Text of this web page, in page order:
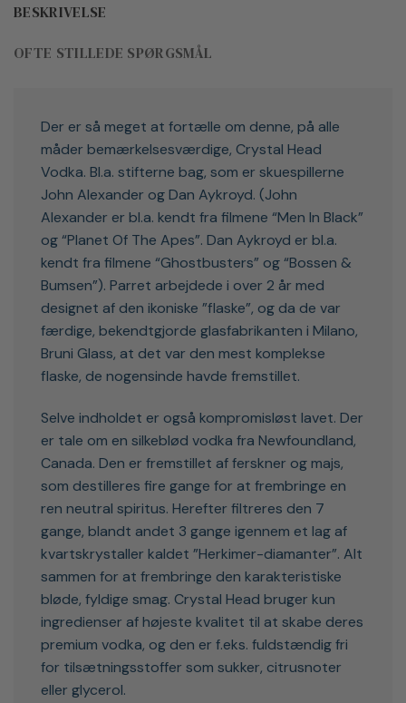
BESKRIVELSE
OFTE STILLEDE SPØRGSMÅL
Der er så meget at fortælle om denne, på alle
måder bemærkelsesværdige, Crystal Head
Vodka. Bl.a. stifterne bag, som er skuespillerne
John Alexander og Dan Aykroyd. (John
Alexander er bl.a. kendt fra filmene “Men In Black”
og “Planet Of The Apes”. Dan Aykroyd er bl.a.
kendt fra filmene “Ghostbusters” og “Bossen &
Bumsen”). Parret arbejdede i over 2 år med
designet af den ikoniske ”flaske”, og da de var
færdige, bekendtgjorde glasfabrikanten i Milano,
Bruni Glass, at det var den mest komplekse
flaske, de nogensinde havde fremstillet.
Selve indholdet er også kompromisløst lavet. Der
er tale om en silkeblød vodka fra Newfoundland,
Canada. Den er fremstillet af ferskner og majs,
som destilleres fire gange for at frembringe en
ren neutral spiritus. Herefter filtreres den 7
gange, blandt andet 3 gange igennem et lag af
kvartskrystaller kaldet ”Herkimer-diamanter”. Alt
sammen for at frembringe den karakteristiske
bløde, fyldige smag. Crystal Head bruger kun
ingredienser af højeste kvalitet til at skabe deres
premium vodka, og den er f.eks. fuldstændig fri
for tilsætningsstoffer som sukker, citrusnoter
eller glycerol.